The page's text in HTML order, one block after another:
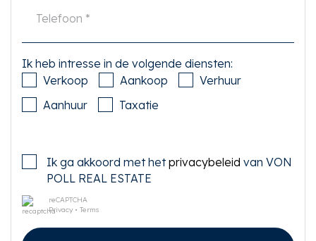
MODERN AND BRIGHT APARTMENT (73 M2) IN ONE OF THE MOST
POPULAR AREAS OF AMSTERDAM WEST WITH FANTASTIC
The Wittenkade is a quiet quay on Kostverlorenvaart within walking
distance of the Westerpark. In the immediate vicinity are various shops
located nearby, including Café Nassau, Bar Rooster, Checkpoint Charlie
Ik heb intresse in de volgende diensten:
Verkoop
Aankoop
Verhuur
Aanhuur
Taxatie
Ik ga akkoord met hetprivacybeleid van VON
POLL REAL ESTATE
reCAPTCHA
Privacy • Terms